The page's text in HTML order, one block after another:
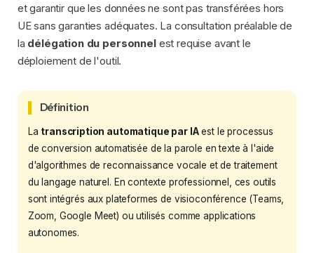
et garantir que les données ne sont pas transférées hors
UE sans garanties adéquates. La consultation préalable de
la délégation du personnelest requise avant le
déploiement de l'outil.
Définition
La transcription automatique par IAest le processus
de conversion automatisée de la parole en texte à l'aide
d'algorithmes de reconnaissance vocale et de traitement
du langage naturel. En contexte professionnel, ces outils
sont intégrés aux plateformes de visioconférence (Teams,
Zoom, Google Meet) ou utilisés comme applications
autonomes.